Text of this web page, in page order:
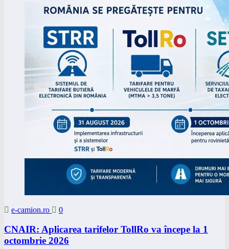
e-camion.ro 0
CNAIR: Aplicarea tarifelor TollRo va începe la 1
octombrie 2026